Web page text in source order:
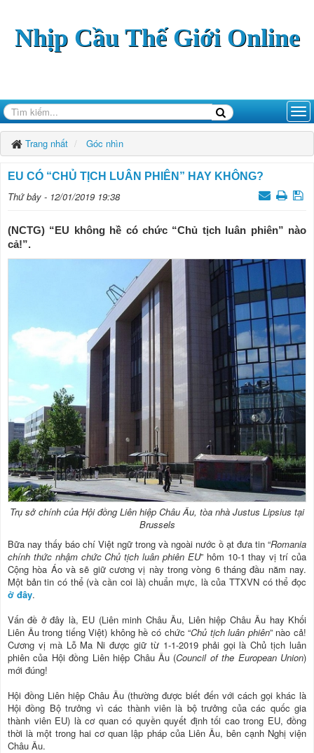
Nhịp Cầu Thế Giới Online
Trang nhất Góc nhìn
EU CÓ “CHỦ TỊCH LUÂN PHIÊN” HAY KHÔNG?
Thứ bảy - 12/01/2019 19:38
(NCTG) “EU không hề có chức “Chủ tịch luân phiên” nào
cả!”.
Trụ sở chính của Hội đồng Liên hiệp Châu Âu, tòa nhà Justus Lipsius tại
Brussels
Bữa nay thấy báo chí Việt ngữ trong và ngoài nước ồ ạt đưa tin “Romania
chính thức nhậm chức Chủ tịch luân phiên EU” hôm 10-1 thay vị trí của
Cộng hòa Áo và sẽ giữ cương vị này trong vòng 6 tháng đầu năm nay.
Một bản tin có thể (và cần coi là) chuẩn mực, là của TTXVN có thể đọc
ở đây.
Vấn đề ở đây là, EU (Liên minh Châu Âu, Liên hiệp Châu Âu hay Khối
Liên Âu trong tiếng Việt) không hề có chức “Chủ tịch luân phiên” nào cả!
Cương vị mà Lỗ Ma Ni được giữ từ 1-1-2019 phải gọi là Chủ tịch luân
phiên của Hội đồng Liên hiệp Châu Âu (Council of the European Union)
mới đúng!
Hội đồng Liên hiệp Châu Âu (thường được biết đến với cách gọi khác là
Hội đồng Bộ trưởng vì các thành viên là bộ trưởng của các quốc gia
thành viên EU) là cơ quan có quyền quyết định tối cao trong EU, đồng
thời là một trong hai cơ quan lập pháp của Liên Âu, bên cạnh Nghị viện
Châu Âu.